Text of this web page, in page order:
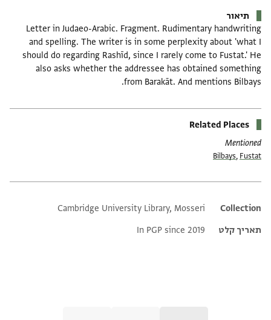
תיאור
Letter in Judaeo-Arabic. Fragment. Rudimentary handwriting
and spelling. The writer is in some perplexity about 'what I
should do regarding Rashīd, since I rarely come to Fustat.' He
also asks whether the addressee has obtained something
from Barakāt. And mentions Bilbays.
Related Places
Mentioned
Bilbays ,Fustat
Additional metadata
Collection
Cambridge University Library, Mosseri
תאריך קלט
In PGP since 2019